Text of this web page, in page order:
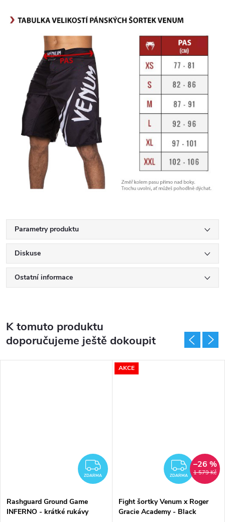
Parametry produktu
Diskuse
Ostatní informace
K tomuto produktu
doporučujeme ještě dokoupit
ZDARMA
ZDARMA
Rashguard Ground Game
INFERNO - krátké rukávy
AKCE
ZDARMA 1 579 Kč
–26 %
Fight šortky Venum x Roger
Gracie Academy - Black